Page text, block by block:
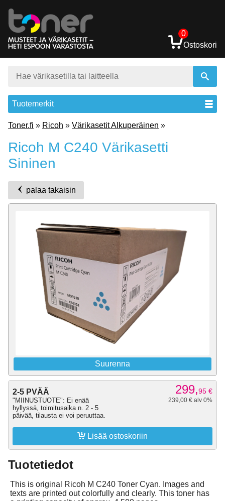
0
Ostoskori
Tuotemerkit
Toner.fi » Ricoh » Värikasetit Alkuperäinen »
Ricoh M C240 Värikasetti
Sininen
palaa takaisin
Suurenna
2-5 PVÄÄ
"MIINUSTUOTE": Ei enää
hyllyssä, toimitusaika n. 2 - 5
päivää, tilausta ei voi peruuttaa.
299,95 €
239,00 € alv 0%
 Lisää ostoskoriin
Tuotetiedot
This is original Ricoh M C240 Toner Cyan. Images and
texts are printed out colorfully and clearly. This toner has